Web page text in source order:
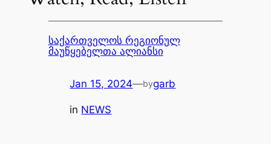
საქართველოს რეგიონულ
მაუწყებელთა ალიანსი
Jan 15, 2024—bygarb
in NEWS